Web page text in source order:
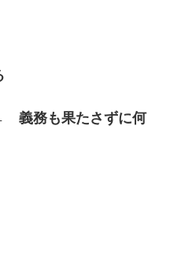
義務も果たさずに何